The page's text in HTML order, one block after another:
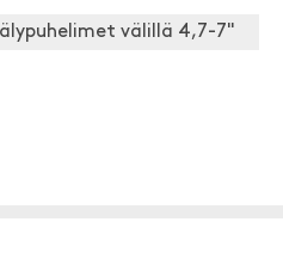
välillä 4,7-7"